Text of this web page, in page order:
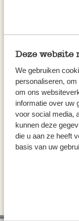
Deze website
We gebruiken
personaliseren,
om ons
informatie over uw
voor social media,
kunnen deze
die u aan ze heeft
basis van uw
Dessous de verre
d’hévéa, Ø 9,5 cm
2,50 €
Épuisé